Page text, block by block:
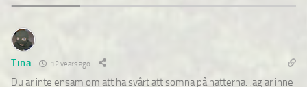
Tina 12 years ago
Du är inte ensam om att ha svårt att somna på nätterna. Jag är inne